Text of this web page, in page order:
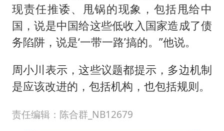
现责任推诿、甩锅的现象，包括甩给中
国，说是中国给这些低收入国家造成了债
务陷阱，说是‘一带一路’搞的。”他说。
周小川表示，这些议题都提示，多边机制
是应该改进的，包括机构，也包括规则。
责任编辑：陈合群_NB12679